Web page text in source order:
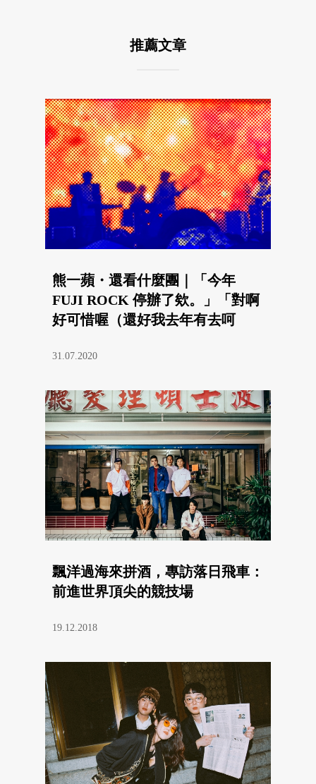
推薦文章
熊一蘋・還看什麼團｜「今年
FUJI ROCK 停辦了欸。」「對啊
好可惜喔（還好我去年有去呵
31.07.2020
飄洋過海來拼酒，專訪落日飛車：
前進世界頂尖的競技場
19.12.2018